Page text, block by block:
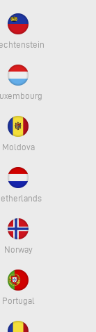
Moldova
Norway
Portugal